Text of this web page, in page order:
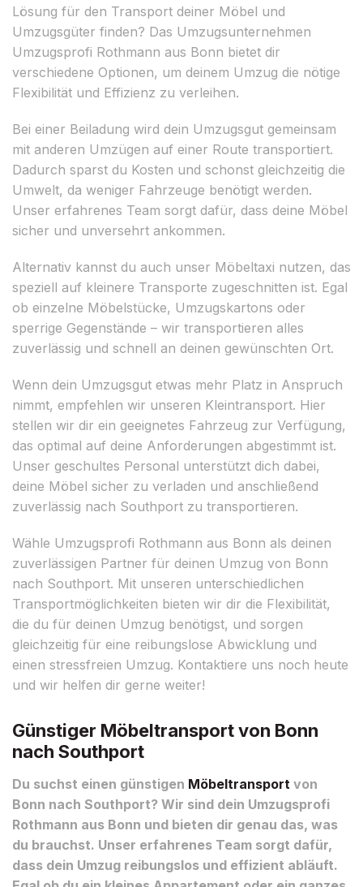
Lösung für den Transport deiner Möbel und
Umzugsgüter finden? Das Umzugsunternehmen
Umzugsprofi Rothmann aus Bonn bietet dir
verschiedene Optionen, um deinem Umzug die nötige
Flexibilität und Effizienz zu verleihen.
Bei einer Beiladung wird dein Umzugsgut gemeinsam
mit anderen Umzügen auf einer Route transportiert.
Dadurch sparst du Kosten und schonst gleichzeitig die
Umwelt, da weniger Fahrzeuge benötigt werden.
Unser erfahrenes Team sorgt dafür, dass deine Möbel
sicher und unversehrt ankommen.
Alternativ kannst du auch unser Möbeltaxi nutzen, das
speziell auf kleinere Transporte zugeschnitten ist. Egal
ob einzelne Möbelstücke, Umzugskartons oder
sperrige Gegenstände – wir transportieren alles
zuverlässig und schnell an deinen gewünschten Ort.
Wenn dein Umzugsgut etwas mehr Platz in Anspruch
nimmt, empfehlen wir unseren Kleintransport. Hier
stellen wir dir ein geeignetes Fahrzeug zur Verfügung,
das optimal auf deine Anforderungen abgestimmt ist.
Unser geschultes Personal unterstützt dich dabei,
deine Möbel sicher zu verladen und anschließend
zuverlässig nach Southport zu transportieren.
Wähle Umzugsprofi Rothmann aus Bonn als deinen
zuverlässigen Partner für deinen Umzug von Bonn
nach Southport. Mit unseren unterschiedlichen
Transportmöglichkeiten bieten wir dir die Flexibilität,
die du für deinen Umzug benötigst, und sorgen
gleichzeitig für eine reibungslose Abwicklung und
einen stressfreien Umzug. Kontaktiere uns noch heute
und wir helfen dir gerne weiter!
Günstiger Möbeltransport von Bonn
nach Southport
Du suchst einen günstigen Möbeltransport von
Bonn nach Southport? Wir sind dein Umzugsprofi
Rothmann aus Bonn und bieten dir genau das, was
du brauchst. Unser erfahrenes Team sorgt dafür,
dass dein Umzug reibungslos und effizient abläuft.